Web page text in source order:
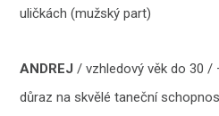
uličkách (mužský part)
ANDREJ / vzhledový věk do 30 /
důraz na skvělé taneční